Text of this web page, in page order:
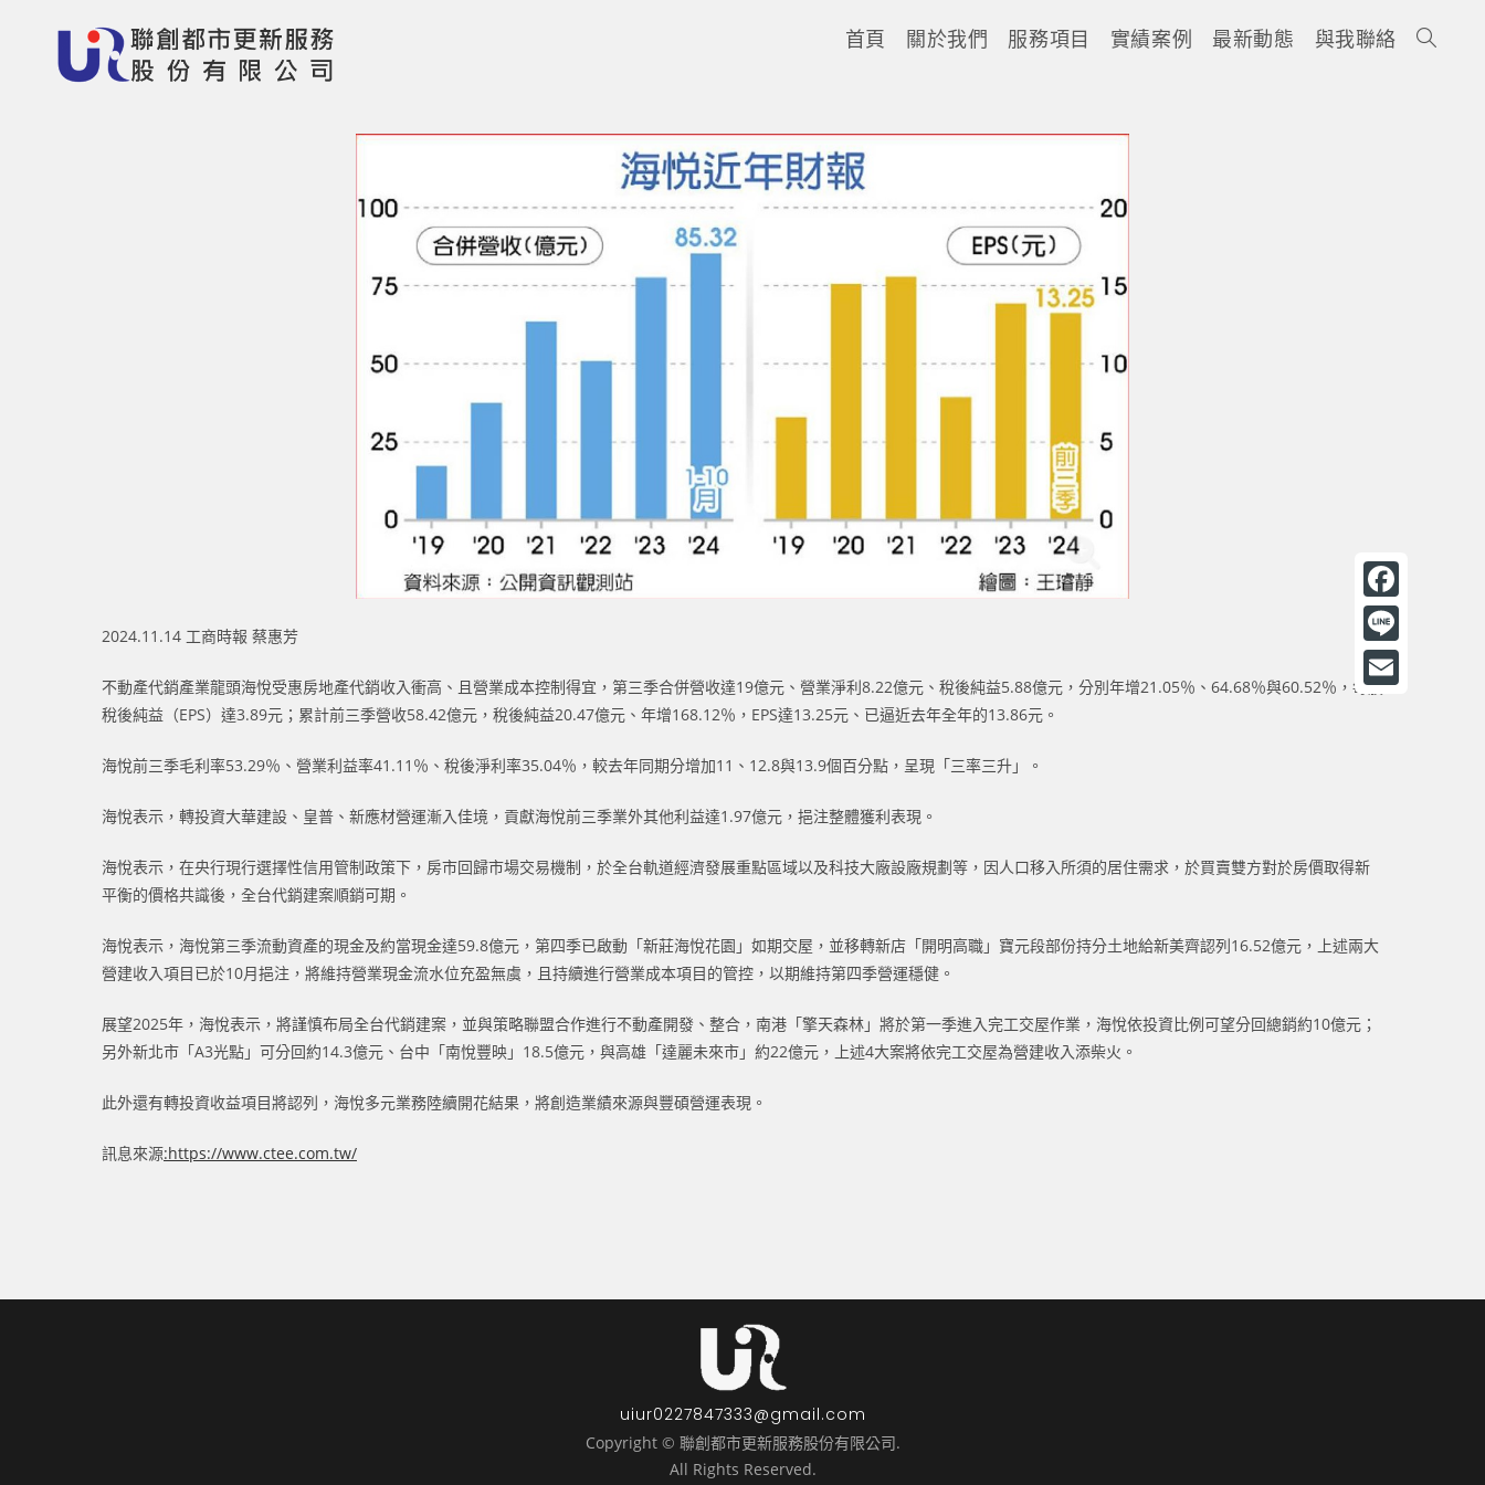
首頁 關於我們 服務項目 實績案例 最新動態 與我聯絡
2024.11.14 工商時報 蔡惠芳
不動產代銷產業龍頭海悅受惠房地產代銷收入衝高、且營業成本控制得宜，第三季合併營收達19億元、營業淨利8.22億元、稅後純益5.88億元，分別年增21.05％、64.68％與60.52％，每股
稅後純益（EPS）達3.89元；累計前三季營收58.42億元，稅後純益20.47億元、年增168.12％，EPS達13.25元、已逼近去年全年的13.86元。
海悅前三季毛利率53.29％、營業利益率41.11％、稅後淨利率35.04％，較去年同期分增加11、12.8與13.9個百分點，呈現「三率三升」。
海悅表示，轉投資大華建設、皇普、新應材營運漸入佳境，貢獻海悅前三季業外其他利益達1.97億元，挹注整體獲利表現。
海悅表示，在央行現行選擇性信用管制政策下，房市回歸市場交易機制，於全台軌道經濟發展重點區域以及科技大廠設廠規劃等，因人口移入所須的居住需求，於買賣雙方對於房價取得新
平衡的價格共識後，全台代銷建案順銷可期。
海悅表示，海悅第三季流動資產的現金及約當現金達59.8億元，第四季已啟動「新莊海悅花園」如期交屋，並移轉新店「開明高職」寶元段部份持分土地給新美齊認列16.52億元，上述兩大
營建收入項目已於10月挹注，將維持營業現金流水位充盈無虞，且持續進行營業成本項目的管控，以期維持第四季營運穩健。
展望2025年，海悅表示，將謹慎布局全台代銷建案，並與策略聯盟合作進行不動產開發、整合，南港「擎天森林」將於第一季進入完工交屋作業，海悅依投資比例可望分回總銷約10億元；
另外新北市「A3光點」可分回約14.3億元、台中「南悅豐映」18.5億元，與高雄「達麗未來市」約22億元，上述4大案將依完工交屋為營建收入添柴火。
此外還有轉投資收益項目將認列，海悅多元業務陸續開花結果，將創造業績來源與豐碩營運表現。
訊息來源:https://www.ctee.com.tw/
uiur0227847333@gmail.com
Copyright © 聯創都市更新服務股份有限公司.
All Rights Reserved.
F
a
c
k
L
iE